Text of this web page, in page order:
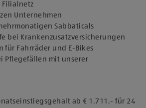
Filialnetz
Unternehmen
Sabbaticals
bei Krankenzusatzversicherungen
für Fahrräder und E-Bikes
Pflegefällen mit unserer
ab € 1.711,- für 24